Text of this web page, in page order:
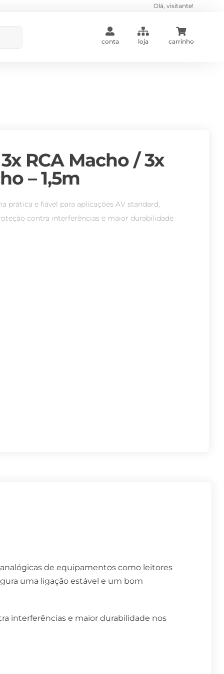
Olá, visitante!
conta loja carrinho
RCA Macho / 3x
– 1,5m
prática e fiável para aplicações AV standard,
contra interferências e maior durabilidade
de equipamentos como leitores
uma ligação estável e um bom
interferências e maior durabilidade nos